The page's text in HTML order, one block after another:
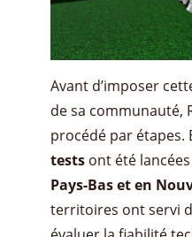
Avant d’imposer
de sa communauté,
procédé par étapes.
tests ont été
Pays-Bas et en
territoires ont servi